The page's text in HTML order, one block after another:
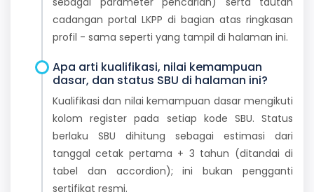
cadangan portal LKPP di bagian atas ringkasan
profil - sama seperti yang tampil di halaman ini.
Apa arti kualifikasi, nilai kemampuan
dasar, dan status SBU di halaman ini?
Kualifikasi dan nilai kemampuan dasar mengikuti
kolom register pada setiap kode SBU. Status
berlaku SBU dihitung sebagai estimasi dari
tanggal cetak pertama + 3 tahun (ditandai di
tabel dan accordion); ini bukan pengganti
sertifikat resmi.